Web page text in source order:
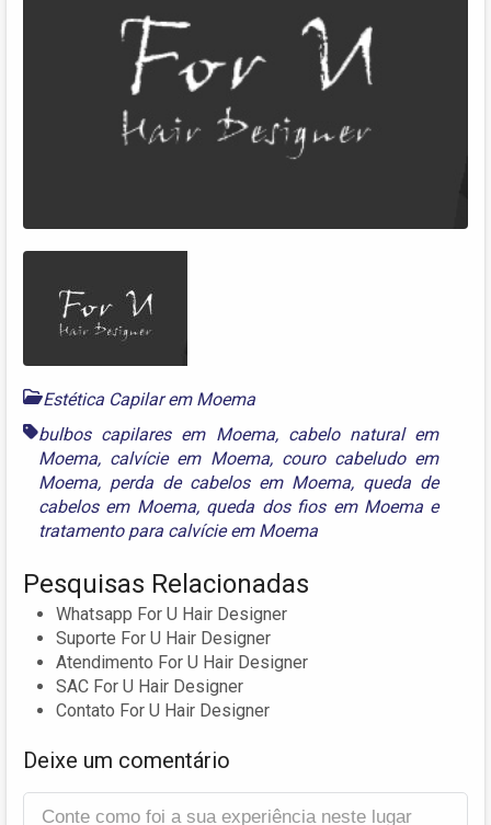
Estética Capilar em Moema
bulbos capilares em Moema, cabelo natural em
Moema, calvície em Moema, couro cabeludo em
Moema, perda de cabelos em Moema, queda de
cabelos em Moema, queda dos fios em Moema e
tratamento para calvície em Moema
Pesquisas Relacionadas
Whatsapp For U Hair Designer
Suporte For U Hair Designer
Atendimento For U Hair Designer
SAC For U Hair Designer
Contato For U Hair Designer
Deixe um comentário